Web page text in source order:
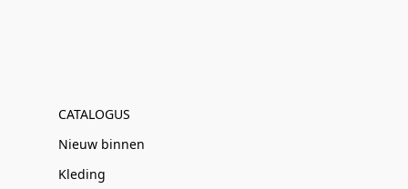
CATALOGUS
Nieuw binnen
Kleding